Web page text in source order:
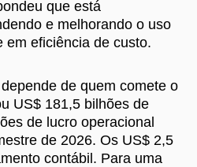
que está
e melhorando o uso
em eficiência de custo.
de quem comete o
US$ 181,5 bilhões de
de lucro operacional
de 2026. Os US$ 2,5
contábil. Para uma